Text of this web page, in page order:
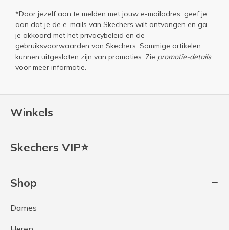
Winkels
Skechers VIP⭐
Shop
Dames
*Door jezelf aan te melden met jouw e-mailadres, geef je
aan dat je de e-mails van Skechers wilt ontvangen en ga
je akkoord met het privacybeleid en de
gebruiksvoorwaarden van Skechers. Sommige artikelen
kunnen uitgesloten zijn van promoties. Zie promotie-details
voor meer informatie.